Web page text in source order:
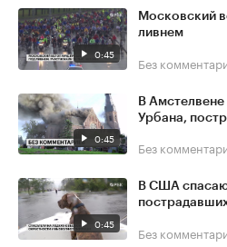
0:45
Московский
ливнем
Без
0:45
В
Урбана,
Без
0:45
В США
Без